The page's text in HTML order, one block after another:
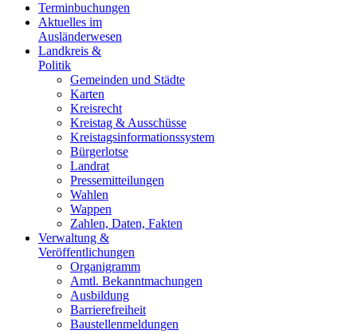
Terminbuchungen
Aktuelles im
Ausländerwesen
Landkreis &
Politik
Gemeinden und Städte
Karten
Kreisrecht
Kreistag & Ausschüsse
Kreistagsinformationssystem
Bürgerlotse
Landrat
Pressemitteilungen
Wahlen
Wappen
Zahlen, Daten, Fakten
Verwaltung &
Veröffentlichungen
Organigramm
Amtl. Bekanntmachungen
Ausbildung
Barrierefreiheit
Baustellenmeldungen